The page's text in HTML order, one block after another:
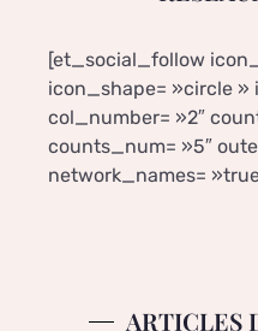
[et_social_follow
icon_shape= »circle
col_number= »2″
counts_num= »5″
network_names=
ARTICLES